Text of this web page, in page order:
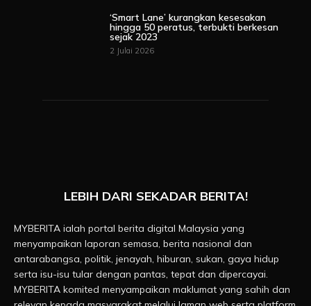
‘Smart Lane’ kurangkan kesesakan
hingga 50 peratus, terbukti berkesan
sejak 2023
2 Julai 2026
LEBIH DARI SEKADAR BERITA!
MYBERITA ialah portal berita digital Malaysia yang
menyampaikan laporan semasa, berita nasional dan
antarabangsa, politik, jenayah, hiburan, sukan, gaya hidup
serta isu-isu tular dengan pantas, tepat dan dipercayai.
MYBERITA komited menyampaikan maklumat yang sahih dan